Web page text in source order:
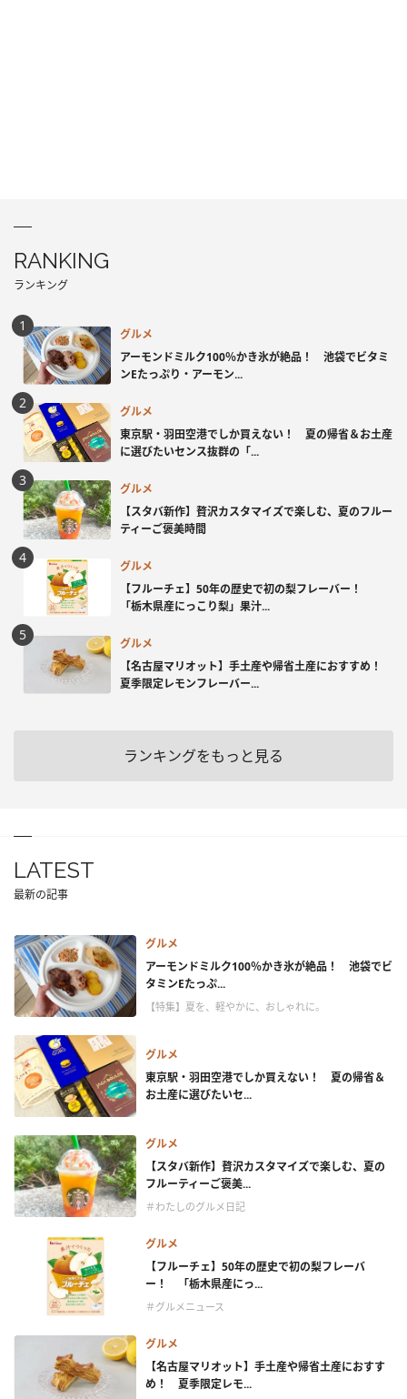
RANKING
ランキング
グルメ
アーモンドミルク100％かき氷が絶品！ 池袋でビタミ
ンEたっぷり・アーモン...
グルメ
東京駅・羽田空港でしか買えない！ 夏の帰省＆お土産
に選びたいセンス抜群の「...
グルメ
【スタバ新作】贅沢カスタマイズで楽しむ、夏のフルー
ティーご褒美時間
グルメ
【フルーチェ】50年の歴史で初の梨フレーバー！
「栃木県産にっこり梨」果汁...
グルメ
【名古屋マリオット】手土産や帰省土産におすすめ！
夏季限定レモンフレーバー...
ランキングをもっと見る
LATEST
最新の記事
グルメ
アーモンドミルク100％かき氷が絶品！ 池袋でビ
タミンEたっぷ...
【特集】夏を、軽やかに、おしゃれに。
グルメ
東京駅・羽田空港でしか買えない！ 夏の帰省＆
お土産に選びたいセ...
グルメ
【スタバ新作】贅沢カスタマイズで楽しむ、夏の
フルーティーご褒美...
＃わたしのグルメ日記
グルメ
【フルーチェ】50年の歴史で初の梨フレーバ
ー！ 「栃木県産にっ...
＃グルメニュース
グルメ
【名古屋マリオット】手土産や帰省土産におすす
め！ 夏季限定レモ...